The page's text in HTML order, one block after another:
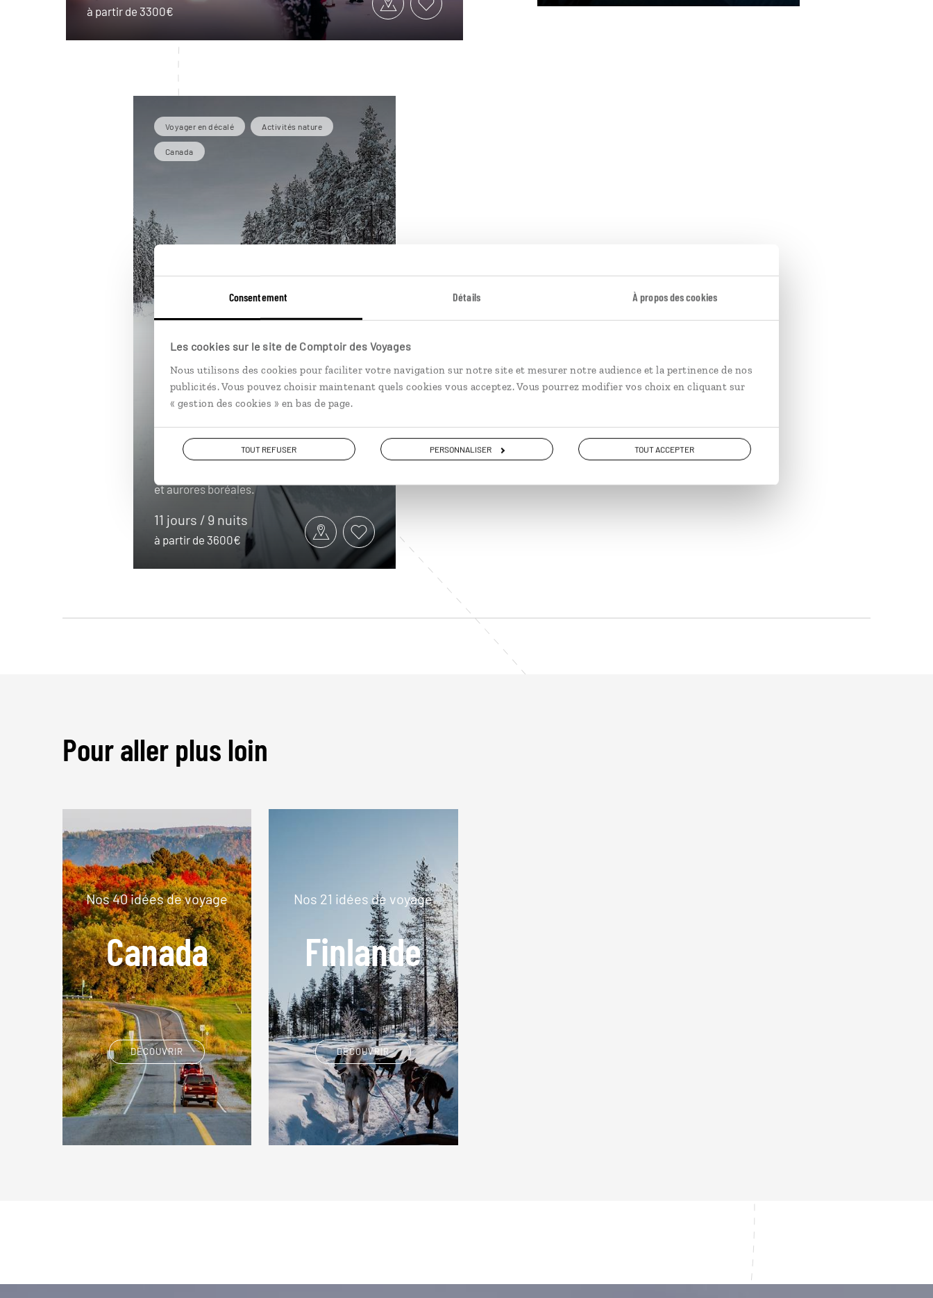
Consentement Détails À propos des cookies
Les cookies sur le site de Comptoir des Voyages
Nous utilisons des cookies pour faciliter votre navigation sur notre site et mesurer notre audience et la pertinence de nos
publicités. Vous pouvez choisir maintenant quels cookies vous acceptez. Vous pourrez modifier vos choix en cliquant sur
« gestion des cookies » en bas de page.
TOUT REFUSER PERSONNALISER TOUT ACCEPTER
à partir de 3300€
Voyager en décalé Activités nature
Canada
Sous les flocons du
Yukon
et aurores boréales.
11 jours / 9 nuits
à partir de 3600€
Pour aller plus loin
Nos 40 idées de voyage
Canada
DÉCOUVRIR
Nos 21 idées de voyage
Finlande
DÉCOUVRIR